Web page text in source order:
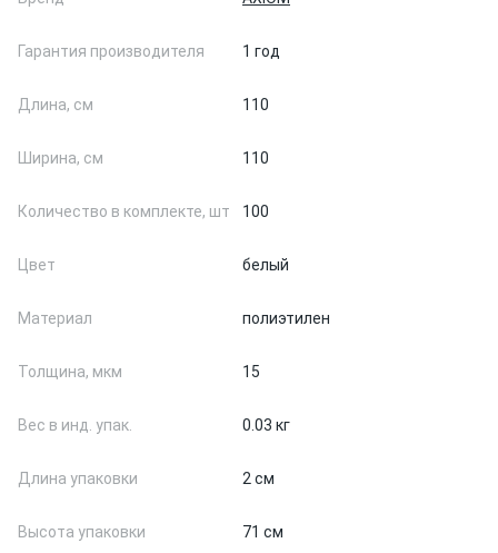
Гарантия производителя 1 год
Длина, см 110
Ширина, см 110
Количество в комплекте, шт 100
Цвет белый
Материал полиэтилен
Толщина, мкм 15
Вес в инд. упак. 0.03 кг
Длина упаковки 2 см
Высота упаковки 71 см